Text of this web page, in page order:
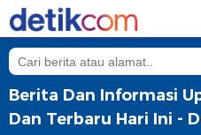
Berita Dan Informasi
Dan Terbaru Hari Ini -